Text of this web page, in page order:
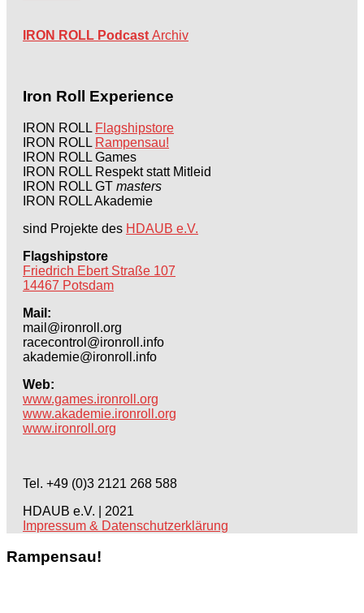
IRON ROLL Podcast Archiv
Iron Roll Experience
IRON ROLL Flagshipstore
IRON ROLL Rampensau!
IRON ROLL Games
IRON ROLL Respekt statt Mitleid
IRON ROLL GT masters
IRON ROLL Akademie
sind Projekte des HDAUB e.V.
Flagshipstore
Friedrich Ebert Straße 107
14467 Potsdam
Mail:
mail@ironroll.org
racecontrol@ironroll.info
akademie@ironroll.info
Web:
www.games.ironroll.org
www.akademie.ironroll.org
www.ironroll.org
Tel. +49 (0)3 2121 268 588
HDAUB e.V. | 2021
Impressum & Datenschutzerklärung
Rampensau!